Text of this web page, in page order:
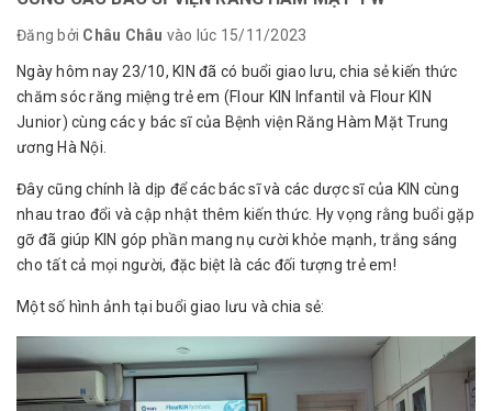
Đăng bởi Châu Châu vào lúc 15/11/2023
Ngày hôm nay 23/10, KIN đã có buổi giao lưu, chia sẻ kiến thức
chăm sóc răng miệng trẻ em (Flour KIN Infantil và Flour KIN
Junior) cùng các y bác sĩ của Bệnh viện Răng Hàm Mặt Trung
ương Hà Nội.
Đây cũng chính là dịp để các bác sĩ và các dược sĩ của KIN cùng
nhau trao đổi và cập nhật thêm kiến thức. Hy vọng rằng buổi gặp
gỡ đã giúp KIN góp phần mang nụ cười khỏe mạnh, trắng sáng
cho tất cả mọi người, đặc biệt là các đối tượng trẻ em!
Một số hình ảnh tại buổi giao lưu và chia sẻ: